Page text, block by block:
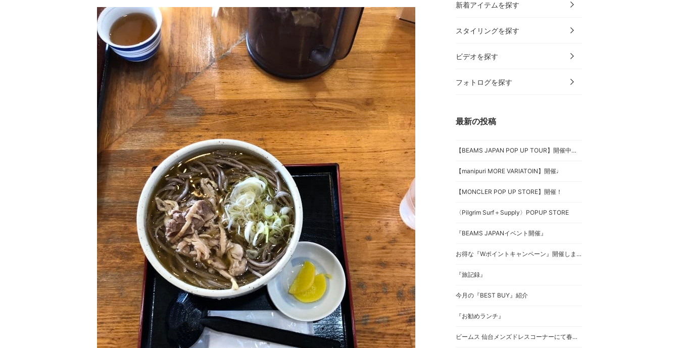
新着アイテムを探す
スタイリングを探す
ビデオを探す
フォトログを探す
最新の投稿
【BEAMS JAPAN POP UP TOUR】開催中！お次は仙台！
【manipuri MORE VARIATOIN】開催♩
【MONCLER POP UP STORE】開催！
〈Pilgrim Surf＋Supply〉POPUP STORE
『BEAMS JAPANイベント開催』
お得な『Wポイントキャンペーン』開催します！
『旅記録』
今月の『BEST BUY』紹介
『お勧めランチ』
ビームス 仙台メンズドレスコーナーにて春夏オーダーフェアー開催！